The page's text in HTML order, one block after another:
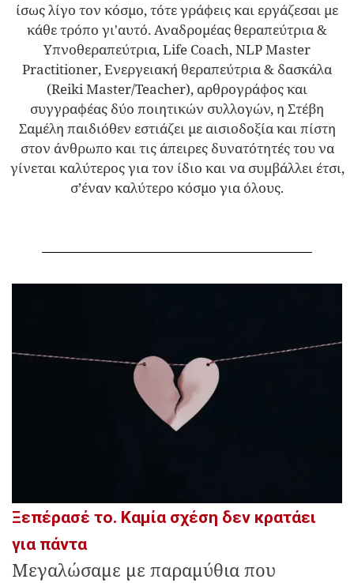
ίσως λίγο τον κόσμο, τότε γράφεις και εργάζεσαι με
κάθε τρόπο γι'αυτό. Αναδρομέας θεραπεύτρια &
Υπνοθεραπεύτρια, Life Coach, NLP Master
Practitioner, Eνεργειακή θεραπεύτρια & δασκάλα
(Reiki Master/Teacher), αρθρογράφος και
συγγραφέας δύο ποιητικών συλλογών, η Στέβη
Σαμέλη παιδιόθεν εστιάζει με αισιοδοξία και πίστη
στον άνθρωπο και τις άπειρες δυνατότητές του να
γίνεται καλύτερος για τον ίδιο και να συμβάλλει έτσι,
σ’έναν καλύτερο κόσμο για όλους.
Ξεπέρασέ το. Καμία σχέση δεν κρατάει
για πάντα
Μεγαλώσαμε με παραμύθια που